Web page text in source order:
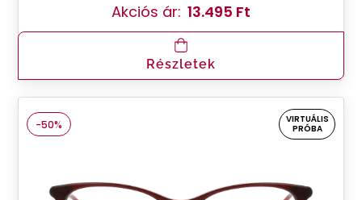
Akciós ár: 13.495 Ft
Részletek
-50%
VIRTUÁLIS
PRÓBA